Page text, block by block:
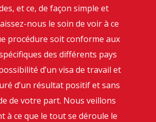
et ce, de façon simple et
nous le soin de voir à ce
procédure soit conforme aux
des différents pays
d’un visa de travail et
d’un résultat positif et sans
de votre part. Nous veillons
à ce que le tout se déroule le